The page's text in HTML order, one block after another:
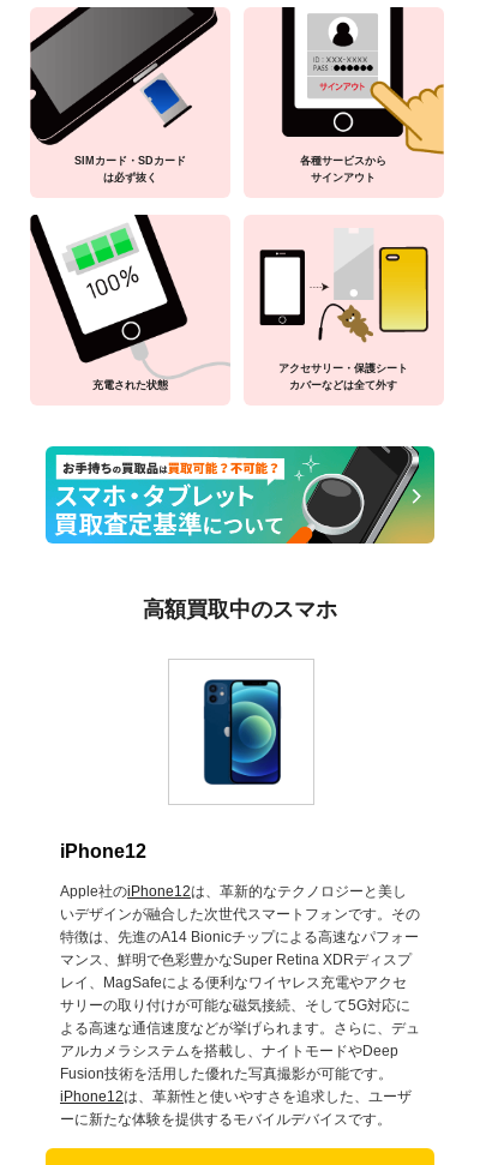
SIMカード・SDカード
は必ず抜く
各種サービスから
サインアウト
充電された状態
アクセサリー・保護シート
カバーなどは全て外す
高額買取中のスマホ
iPhone12
Apple社のiPhone12は、革新的なテクノロジーと美し
いデザインが融合した次世代スマートフォンです。その
特徴は、先進のA14 Bionicチップによる高速なパフォー
マンス、鮮明で色彩豊かなSuper Retina XDRディスプ
レイ、MagSafeによる便利なワイヤレス充電やアクセ
サリーの取り付けが可能な磁気接続、そして5G対応に
よる高速な通信速度などが挙げられます。さらに、デュ
アルカメラシステムを搭載し、ナイトモードやDeep
Fusion技術を活用した優れた写真撮影が可能です。
iPhone12は、革新性と使いやすさを追求した、ユーザ
ーに新たな体験を提供するモバイルデバイスです。